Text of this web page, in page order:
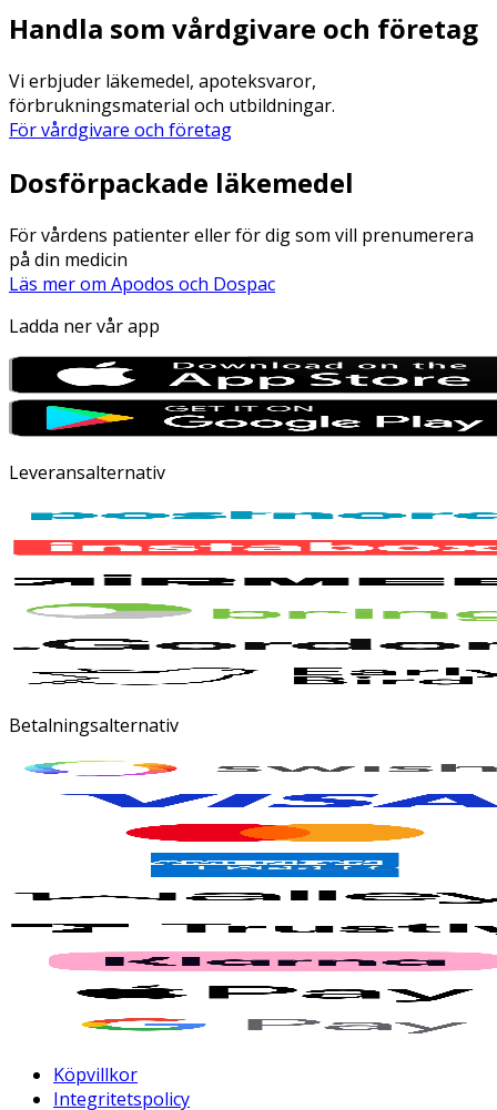
Handla som vårdgivare och företag
Vi erbjuder läkemedel, apoteksvaror,
förbrukningsmaterial och utbildningar.
För vårdgivare och företag
Dosförpackade läkemedel
För vårdens patienter eller för dig som vill prenumerera
på din medicin
Läs mer om Apodos och Dospac
Ladda ner vår app
Leveransalternativ
Betalningsalternativ
Köpvillkor
Integritetspolicy